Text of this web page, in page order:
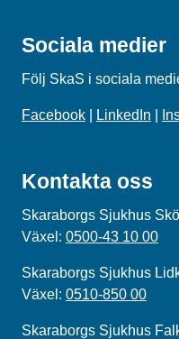
Sociala medier
Följ SkaS i sociala
Facebook LinkedIn
Kontakta oss
Skaraborgs Sjukhus
Växel: 0500-43 10 00
Skaraborgs Sjukhus
Växel: 0510-850 00
Skaraborgs Sjukhus